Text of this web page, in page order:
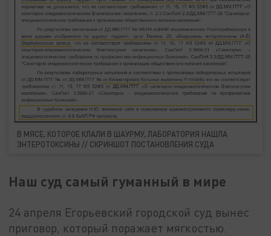
В МЯСЕ, КОТОРОЕ КЛАЛИ В ШАУРМУ, ЛАБОРАТОРИЯ НАШЛА
ЭНТЕРОТОКСИНЫ // СКРИНШОТ ПОСТАНОВЛЕНИЯ СУДА
Наш суд самый гуманный в мире
24 апреля Егорьевский городской суд вынес
приговор, который поражает мягкостью.